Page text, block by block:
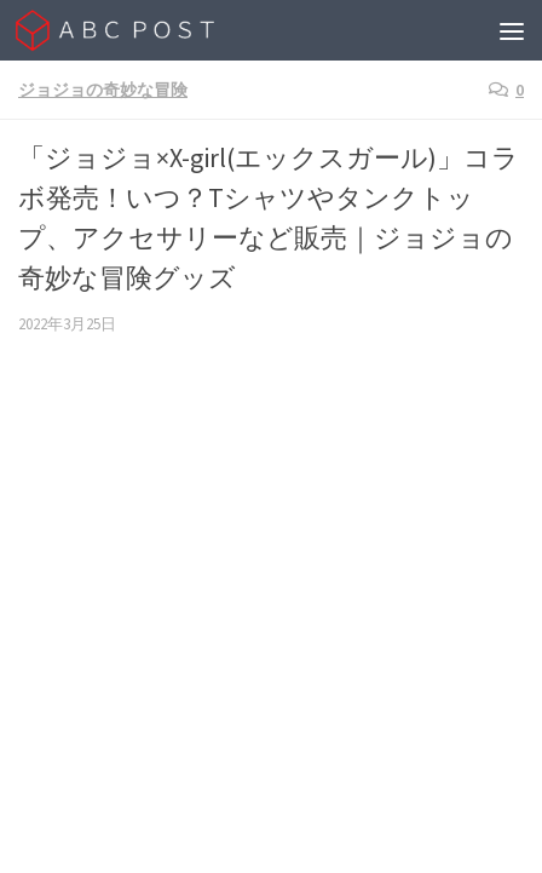
Skip to content
ジョジョの奇妙な冒険 0
「ジョジョ×X-girl(エックスガール)」コラ
ボ発売！いつ？Tシャツやタンクトッ
プ、アクセサリーなど販売｜ジョジョの
奇妙な冒険グッズ
2022年3月25日